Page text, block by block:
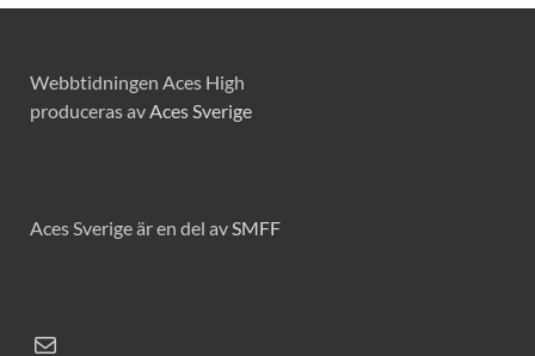
Webbtidningen Aces High
produceras avAces Sverige
Aces Sverige är en del avSMFF